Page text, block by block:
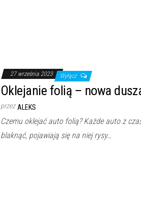
27 września 2023 Wyłącz
Oklejanie folią – nowa
przez ALEKS
Czemu oklejać auto folią? Każde auto z
blaknąć, pojawiają się na niej rysy…